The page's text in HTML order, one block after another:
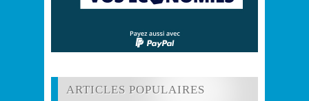
ARTICLES POPULAIRES